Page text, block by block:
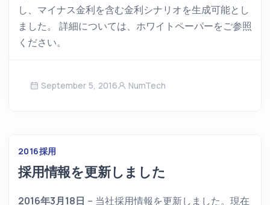
し、マイナス金利を含む金利シナリオを生成可能とし
ました。 詳細については、ホワイトペーパーをご参照
ください。
September 5, 2016 NumTech
2016採用
採用情報を更新しました
2016年3月18日 – 当社採用情報を更新しました。現在